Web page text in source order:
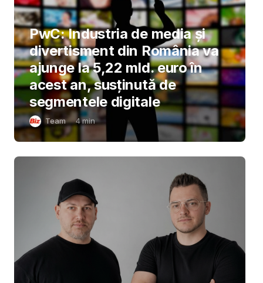
PwC: Industria de media și
divertisment din România va
ajunge la 5,22 mld. euro în
acest an, susținută de
segmentele digitale
Team 4min